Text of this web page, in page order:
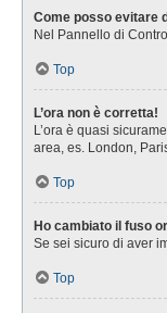
Come posso evitare
Nel Pannello di
Top
L’ora non è corretta!
L’ora è quasi
area, es. London,
Top
Ho cambiato il fuso
Se sei sicuro di aver
Top